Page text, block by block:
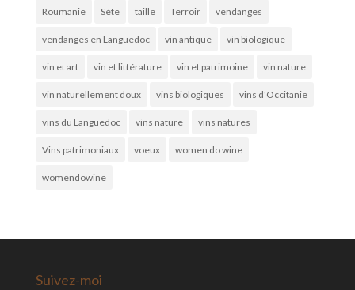
Roumanie Sète taille Terroir vendanges
vendanges en Languedoc vin antique vin biologique
vin et art vin et littérature vin et patrimoine vin nature
vin naturellement doux vins biologiques vins d'Occitanie
vins du Languedoc vins nature vins natures
Vins patrimoniaux voeux women do wine
womendowine
Suivez-moi